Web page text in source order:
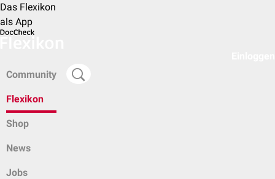
Das Flexikon
als App
Community
Flexikon
Shop
News
Jobs